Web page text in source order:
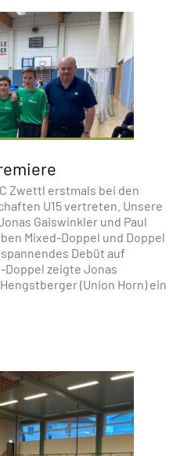
Zwettl erstmals bei den
U15 vertreten. Unsere
Gaiswinkler und Paul
Mixed-Doppel und Doppel
Debüt auf
Doppel zeigte Jonas
(Union Horn) ein